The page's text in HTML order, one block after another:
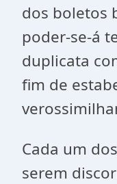
dos boletos
poder-se-á
duplicata
fim de
Cada um
serem